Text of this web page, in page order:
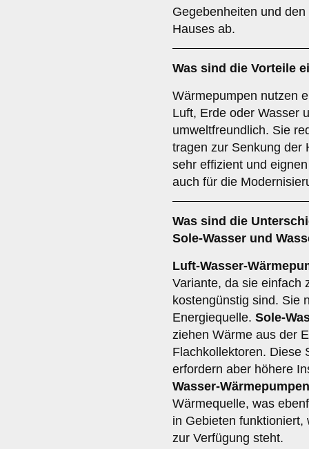
Gegebenheiten und
Hauses ab.
Was sind die Vorteile
Wärmepumpen nutzen
Luft, Erde oder Wasser
umweltfreundlich. Sie
tragen zur Senkung der
sehr effizient und
auch für die
Was sind die
Sole-Wasser und
Luft-Wasser-
Variante, da sie einfach
kostengünstig sind. Sie
Energiequelle. Sole-
ziehen Wärme aus der
Flachkollektoren. Diese
erfordern aber höhere
Wasser-Wärmepumpen
Wärmequelle, was
in Gebieten
zur Verfügung steht.